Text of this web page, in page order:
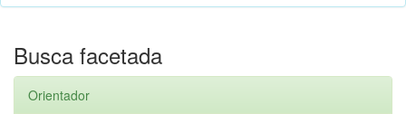
Busca facetada
Orientador